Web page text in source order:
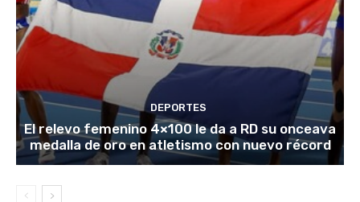
DEPORTES
El relevo femenino 4×100 le da a RD su onceava
medalla de oro en atletismo con nuevo récord